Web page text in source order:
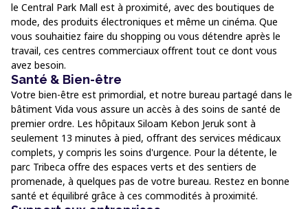
le Central Park Mall est à proximité, avec des boutiques de
mode, des produits électroniques et même un cinéma. Que
vous souhaitiez faire du shopping ou vous détendre après le
travail, ces centres commerciaux offrent tout ce dont vous
avez besoin.
Santé & Bien-être
Votre bien-être est primordial, et notre bureau partagé dans le
bâtiment Vida vous assure un accès à des soins de santé de
premier ordre. Les hôpitaux Siloam Kebon Jeruk sont à
seulement 13 minutes à pied, offrant des services médicaux
complets, y compris les soins d'urgence. Pour la détente, le
parc Tribeca offre des espaces verts et des sentiers de
promenade, à quelques pas de votre bureau. Restez en bonne
santé et équilibré grâce à ces commodités à proximité.